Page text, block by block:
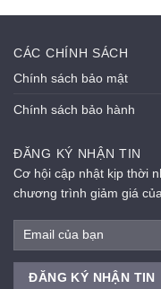
CÁC CHÍNH SÁCH
Chính sách bảo mật
Chính sách bảo hành
ĐĂNG KÝ NHẬN TIN
Cơ hội cập nhật kịp thời
chương trình giảm giá